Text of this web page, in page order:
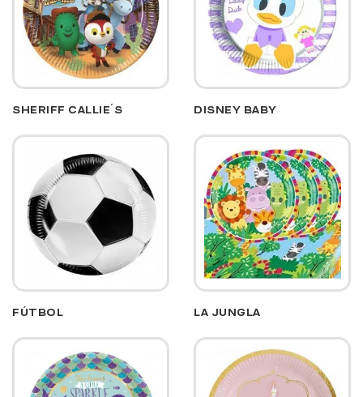
SHERIFF CALLIE´S DISNEY BABY
FÚTBOL LA JUNGLA